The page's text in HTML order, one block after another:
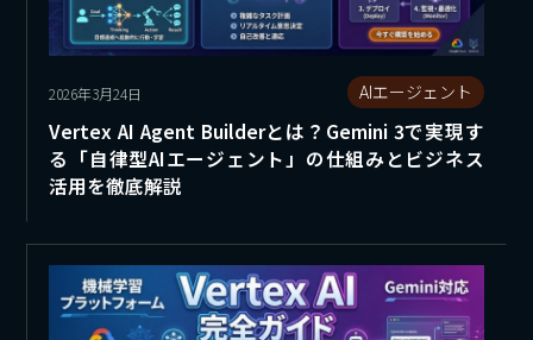
2026年3月24日 AIエージェント
Vertex AI Agent Builderとは？Gemini 3で実現す
る「自律型AIエージェント」の仕組みとビジネス
活用を徹底解説